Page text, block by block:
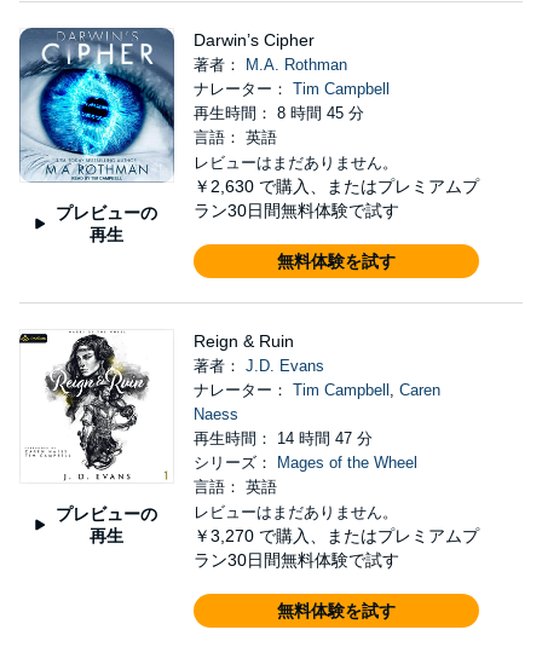
プレビューの
再生
Darwin’s Cipher
著者：
M.A. Rothman
ナレーター： Tim Campbell
再生時間： 8 時間 45 分
言語： 英語
レビューはまだありません。
￥2,630 で購入、またはプレミアムプ
ラン30日間無料体験で試す
無料体験を試す
プレビューの
再生
Reign & Ruin
著者： J.D. Evans
ナレーター： Tim Campbell , Caren
Naess
再生時間： 14 時間 47 分
シリーズ：
Mages of the Wheel
言語： 英語
レビューはまだありません。
￥3,270 で購入、またはプレミアムプ
ラン30日間無料体験で試す
無料体験を試す